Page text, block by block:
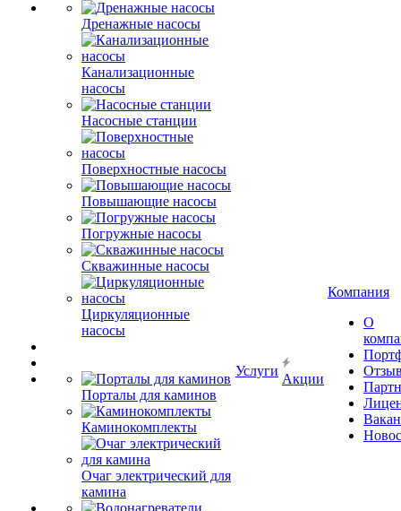
Дренажные насосы
Канализационные
насосы
Насосные станции
Поверхностные насосы
Повышающие насосы
Погружные насосы
Скважинные насосы
Циркуляционные
насосы
Порталы для каминов
Каминокомплекты
Очаг электрический для
камина
Услуги
Акции
Компания
О